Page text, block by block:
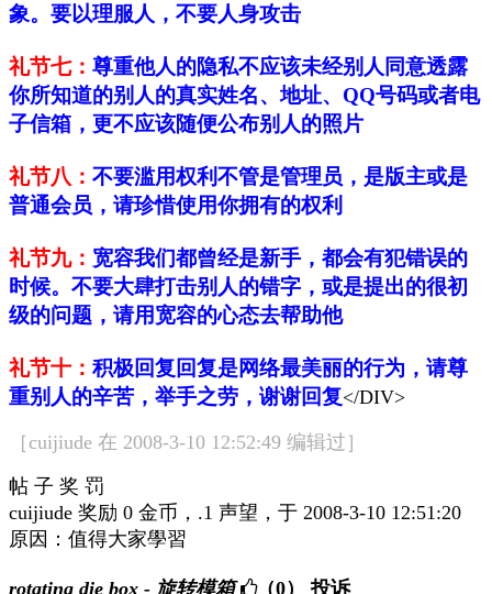
象。要以理服人，不要人身攻击
礼节七： 尊重他人的隐私不应该未经别人同意透露
你所知道的别人的真实姓名、地址、QQ号码或者电
子信箱，更不应该随便公布别人的照片
礼节八： 不要滥用权利不管是管理员，是版主或是
普通会员，请珍惜使用你拥有的权利
礼节九： 宽容我们都曾经是新手，都会有犯错误的
时候。不要大肆打击别人的错字，或是提出的很初
级的问题，请用宽容的心态去帮助他
礼节十： 积极回复回复是网络最美丽的行为，请尊
重别人的辛苦，举手之劳，谢谢回复</DIV>
［cuijiude 在 2008-3-10 12:52:49 编辑过］
帖 子 奖 罚
cuijiude 奖励 0 金币，.1 声望，于 2008-3-10 12:51:20
原因：值得大家學習
rotating die box - 旋转模箱 （0） 投诉